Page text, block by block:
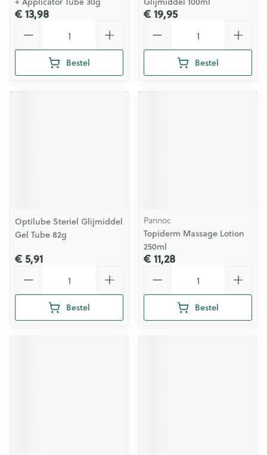
€ 13,98
Bestel
€ 19,95
Bestel
Optilube Steriel Glijmiddel
Gel Tube 82g
€ 5,91
Bestel
Pannoc
Topiderm Massage Lotion
250ml
€ 11,28
Bestel